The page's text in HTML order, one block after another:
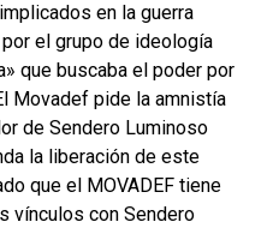
en la guerra
el grupo de ideología
que buscaba el poder por
Movadef pide la amnistía
de Sendero Luminoso
la liberación de este
que el MOVADEF tiene
vínculos con Sendero